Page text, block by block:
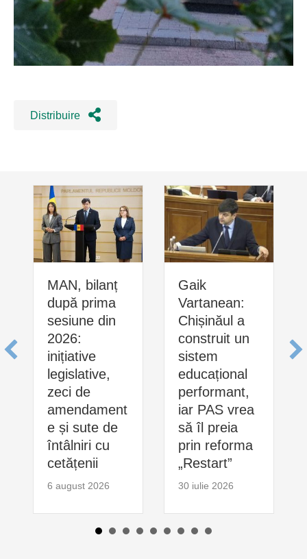
Distribuire
MAN, bilanț
după prima
sesiune din
2026:
inițiative
legislative,
zeci de
amendament
e și sute de
întâlniri cu
cetățenii
6 august 2026
Gaik
Vartanean:
Chișinăul a
construit un
sistem
educațional
performant,
iar PAS vrea
să îl preia
prin reforma
„Restart”
30 iulie 2026